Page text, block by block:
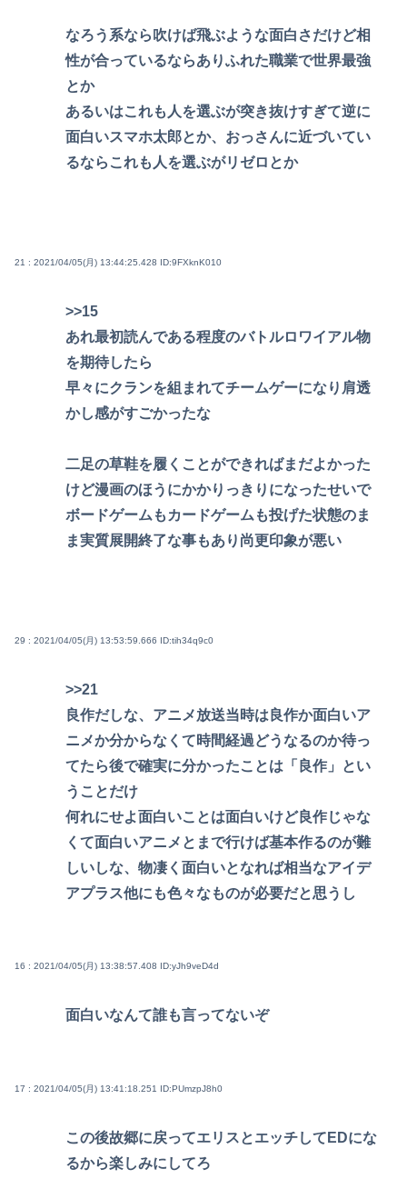
なろう系なら吹けば飛ぶような面白さだけど相
性が合っているならありふれた職業で世界最強
とか
あるいはこれも人を選ぶが突き抜けすぎて逆に
面白いスマホ太郎とか、おっさんに近づいてい
るならこれも人を選ぶがリゼロとか
21 : 2021/04/05(月) 13:44:25.428 ID:9FXknK010
>>15
あれ最初読んである程度のバトルロワイアル物
を期待したら
早々にクランを組まれてチームゲーになり肩透
かし感がすごかったな
二足の草鞋を履くことができればまだよかった
けど漫画のほうにかかりっきりになったせいで
ボードゲームもカードゲームも投げた状態のま
ま実質展開終了な事もあり尚更印象が悪い
29 : 2021/04/05(月) 13:53:59.666 ID:tih34q9c0
>>21
良作だしな、アニメ放送当時は良作か面白いア
ニメか分からなくて時間経過どうなるのか待っ
てたら後で確実に分かったことは「良作」とい
うことだけ
何れにせよ面白いことは面白いけど良作じゃな
くて面白いアニメとまで行けば基本作るのが難
しいしな、物凄く面白いとなれば相当なアイデ
アプラス他にも色々なものが必要だと思うし
16 : 2021/04/05(月) 13:38:57.408 ID:yJh9veD4d
面白いなんて誰も言ってないぞ
17 : 2021/04/05(月) 13:41:18.251 ID:PUmzpJ8h0
この後故郷に戻ってエリスとエッチしてEDにな
るから楽しみにしてろ